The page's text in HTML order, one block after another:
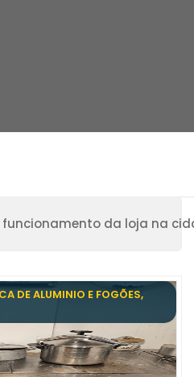
funcionamento da loja na
DE ALUMINIO E FOGÕES,